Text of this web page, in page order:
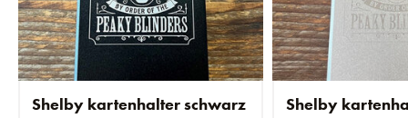
Shelby kartenhalter schwarz Shelby